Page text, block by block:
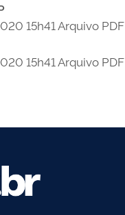
15h41 Arquivo PDF
15h41 Arquivo PDF